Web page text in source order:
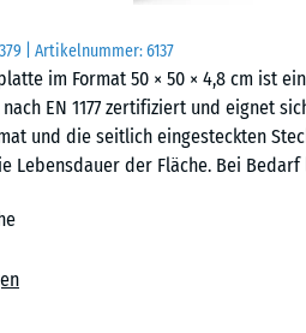
| Artikelnummer:6137
im Format 50 × 50 × 4,8 cm ist
nach EN 1177 zertifiziert und eignet
und die seitlich eingesteckten
Lebensdauer der Fläche. Bei
Fallschutzplatte wird überall dort